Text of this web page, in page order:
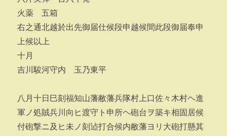
火薬 五箱
右之通北越於出先御届仕候段申越候間此段御届奉申
上候以上
十月
吉川駿河守内 玉乃東平
八月十日巳刻福知山藩敝藩兵隊村上口佐々木村ヘ進
軍ノ処賊兵川向ヒ渡守ト申所ヘ砲台ヲ築キ相固居候
付砲撃ニ及ヒ未ノ刻迠打合候内敝藩ヨリ大砲打懸其